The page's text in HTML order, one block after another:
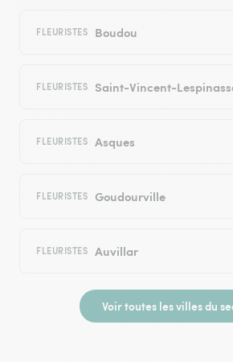
FLEURISTES Boudou
FLEURISTES Saint-Vincent-
FLEURISTES Asques
FLEURISTES Goudourville
FLEURISTES Auvillar
Voir toutes les villes du